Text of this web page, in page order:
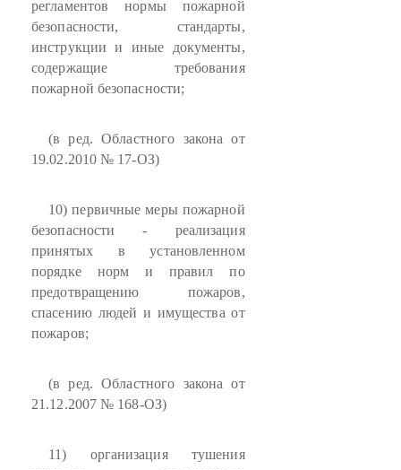
регламентов нормы пожарной
безопасности, стандарты,
инструкции и иные документы,
содержащие требования
пожарной безопасности;
(в ред. Областного закона от
19.02.2010 № 17-ОЗ)
10) первичные меры пожарной
безопасности - реализация
принятых в установленном
порядке норм и правил по
предотвращению пожаров,
спасению людей и имущества от
пожаров;
(в ред. Областного закона от
21.12.2007 № 168-ОЗ)
11) организация тушения